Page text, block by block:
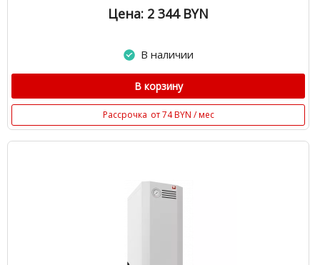
Цена: 2 344 BYN
В наличии
В корзину
Рассрочка от 74 BYN / мес